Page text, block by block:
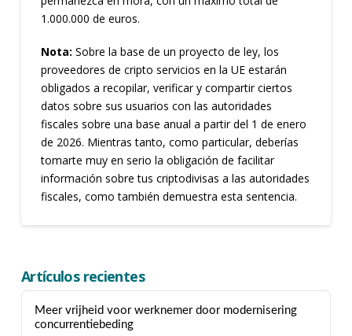
1.000.000 de euros.
Nota: Sobre la base de un proyecto de ley, los
proveedores de cripto servicios en la UE estarán
obligados a recopilar, verificar y compartir ciertos
datos sobre sus usuarios con las autoridades
fiscales sobre una base anual a partir del 1 de enero
de 2026. Mientras tanto, como particular, deberías
tomarte muy en serio la obligación de facilitar
información sobre tus criptodivisas a las autoridades
fiscales, como también demuestra esta sentencia.
Artículos recientes
Meer vrijheid voor werknemer door modernisering
concurrentiebeding